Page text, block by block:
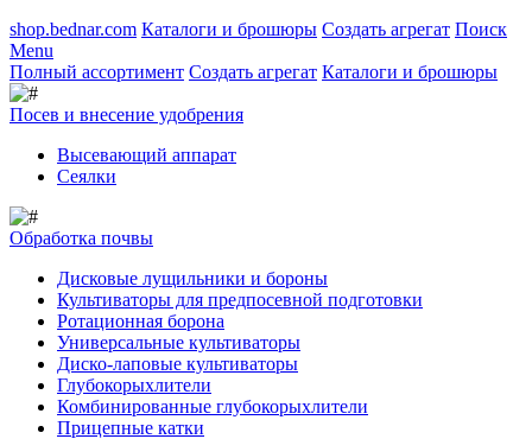
shop.bednar.com Каталоги и брошюры Создать агрегат Поиск
Menu
Полный ассортимент Создать агрегат Каталоги и брошюры
Посев и внесение удобрения
Высевающий аппарат
Сеялки
Обработка почвы
Дисковые лущильники и бороны
Культиваторы для предпосевной подготовки
Ротационная борона
Универсальные культиваторы
Диско-лаповые культиваторы
Глубокорыхлители
Комбинированные глубокорыхлители
Прицепные катки